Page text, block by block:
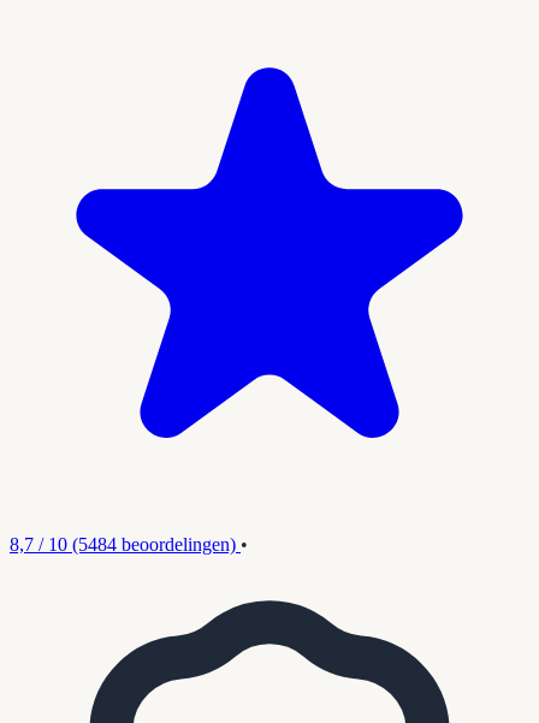
8,7 / 10 (5484 beoordelingen) •